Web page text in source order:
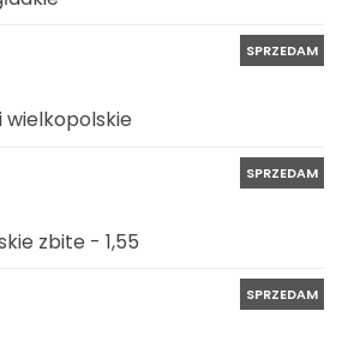
SPRZEDAM
SPRZEDAM
zbite - 1,55
SPRZEDAM